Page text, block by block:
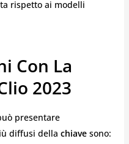
rispetto ai modelli
Con La
2023
presentare
diffusi della chiave sono: